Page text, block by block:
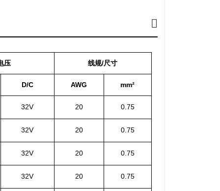
压 线规/尺寸
D/C AWG mm²
32V 20 0.75
32V 20 0.75
32V 20 0.75
32V 20 0.75